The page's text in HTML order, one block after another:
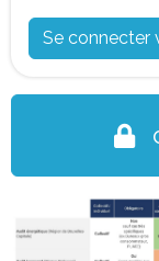
Se connecter